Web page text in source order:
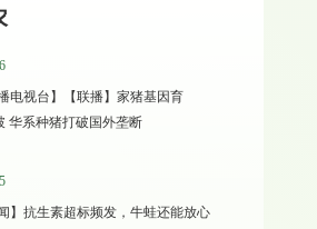
电视台】【联播】家猪基因育
华系种猪打破国外垄断
】抗生素超标频发，牛蛙还能放心